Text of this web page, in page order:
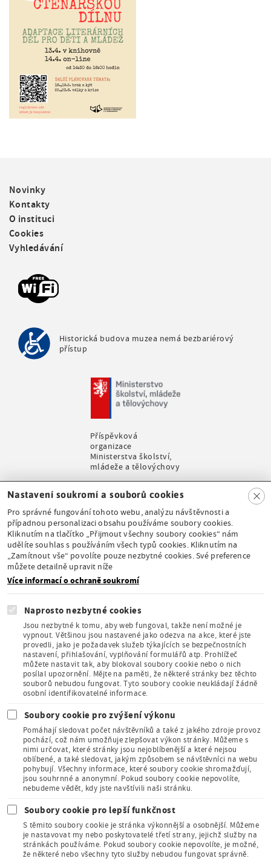
F
o
o
t
e
r
Novinky
Kontakty
O instituci
Cookies
Vyhledávání
Historická budova muzea nemá bezbariérový
přístup
Příspěvková
organizace
Ministerstva školství,
mládeže a tělovýchovy
Stálá expozice pod
záštitou České
komise pro UNESCO
Člen Asociace
muzeí a galerií
České
republiky
Člen Mezinárodního
sdružení pro dětskou
knihu
Clo
se
Nastavení soukromí a souborů cookies
Pro správné fungování tohoto webu, analýzu návštěvnosti a
případnou personalizaci obsahu používáme soubory cookies.
Kliknutím na tlačítko „Přijmout všechny soubory cookies“ nám
udělíte souhlas s používáním všech typů cookies. Kliknutím na
„Zamítnout vše“ povolíte pouze nezbytné cookies. Své preference
můžete detailně upravit níže
Více informací o ochraně soukromí
Naprosto nezbytné cookies
Jsou nezbytné k tomu, aby web fungoval, takže není možné je
vypnout. Většinou jsou nastavené jako odezva na akce, které jste
provedli, jako je požadavek služeb týkajících se bezpečnostních
nastavení, přihlašování, vyplňování formulářů atp. Prohlížeč
můžete nastavit tak, aby blokoval soubory cookie nebo o nich
posílal upozornění. Mějte na paměti, že některé stránky bez těchto
souborů nebudou fungovat. Tyto soubory cookie neukládají žádně
osobní identifikovatelné informace.
Soubory cookie pro zvýšení výkonu
Pomáhají sledovat počet návštěvníků a také z jakého zdroje provoz
pochází, což nám umožňuje zlepšovat výkon stránky. Můžeme s
nimi určovat, které stránky jsou nejoblíbenější a které nejsou
oblíbené, a také sledovat, jakým způsobem se návštěvníci na webu
pohybují. Všechny informace, které soubory cookie shromažďují,
jsou souhrnné a anonymní. Pokud soubory cookie nepovolíte,
nebudeme vědět, kdy jste navštívili naši stránku.
Soubory cookie pro lepší funkčnost
S těmito soubory cookie je stránka výkonnější a osobnější. Můžeme
je nastavovat my nebo poskytovatelé třetí strany, jejichž služby na
stránkách používáme. Pokud soubory cookie nepovolíte, je možné,
že některé nebo všechny tyto služby nebudou fungovat správně.